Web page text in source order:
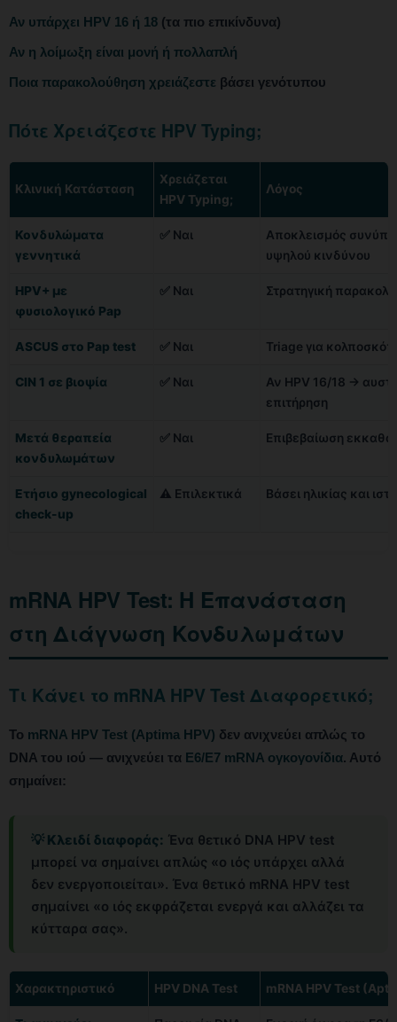
Αν υπάρχει HPV 16 ή 18 (τα πιο επικίνδυνα)
Αν η λοίμωξη είναι μονή ή πολλαπλή
Ποια παρακολούθηση χρειάζεστε βάσει γενότυπου
Πότε Χρειάζεστε HPV Typing;
Κλινική Κατάσταση
Χρειάζεται
HPV Typing;
Λόγος
Κονδυλώματα
γεννητικά
✅ Ναι
Αποκλεισμός
υψηλού κινδύνου
HPV+ με
φυσιολογικό Pap
✅ Ναι Στρατηγική
ASCUS στο Pap test ✅ Ναι Triage για
CIN 1 σε βιοψία ✅ Ναι
Αν HPV 16/18 →
επιτήρηση
Μετά θεραπεία
κονδυλωμάτων
✅ Ναι Επιβεβαίωση
Ετήσιο gynecological
check-up
⚠️ Επιλεκτικά Βάσει ηλικίας και
mRNA HPV Test: Η Επανάσταση
στη Διάγνωση Κονδυλωμάτων
Τι Κάνει το mRNA HPV Test Διαφορετικό;
Το mRNA HPV Test (Aptima HPV) δεν ανιχνεύει απλώς το
DNA του ιού — ανιχνεύει τα E6/E7 mRNA ογκογονίδια. Αυτό
σημαίνει:
💡 Κλειδί διαφοράς: Ένα θετικό DNA HPV test
μπορεί να σημαίνει απλώς «ο ιός υπάρχει αλλά
δεν ενεργοποιείται». Ένα θετικό mRNA HPV test
σημαίνει «ο ιός εκφράζεται ενεργά και αλλάζει τα
κύτταρα σας».
Χαρακτηριστικό HPV DNA Test mRNA HPV Test